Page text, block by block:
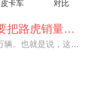
皮卡车 对比
神行者目标年销30万辆，要把路虎销量翻倍